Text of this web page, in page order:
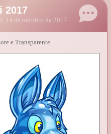
2017
14 de outubro de 2017
e Transparente